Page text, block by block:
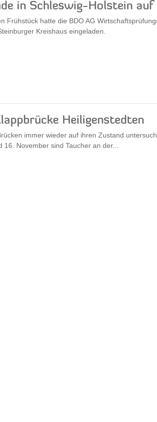
in Schleswig-Holstein auf
Frühstück hatte die BDO AG
Kreishaus eingeladen.
Heiligenstedten
immer wieder auf ihren Zustand
16. November sind Taucher an der...